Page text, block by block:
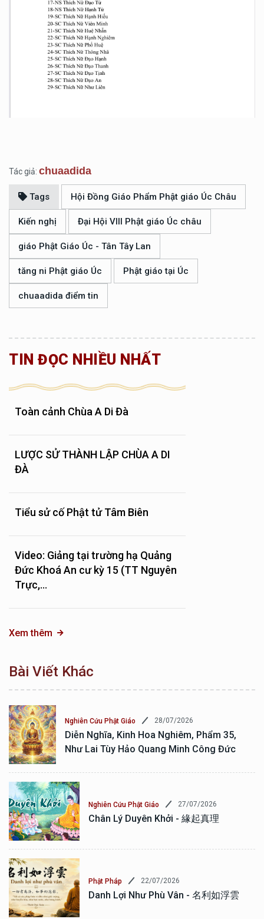
Tác giả: chuaadida
Tags Hội Đồng Giáo Phẩm Phật giáo Úc Châu
Kiến nghị Đại Hội VIII Phật giáo Úc châu
giáo Phật Giáo Úc - Tân Tây Lan
tăng ni Phật giáo Úc Phật giáo tại Úc
chuaadida điểm tin
TIN ĐỌC NHIỀU NHẤT
Toàn cảnh Chùa A Di Đà
LƯỢC SỬ THÀNH LẬP CHÙA A DI
ĐÀ
Tiểu sử cố Phật tử Tâm Biên
Video: Giảng tại trường hạ Quảng
Đức Khoá An cư kỳ 15 (TT Nguyên
Trực,...
Xem thêm
Bài Viết Khác
Nghiên Cứu Phật Giáo 28/07/2026
Diễn Nghĩa, Kinh Hoa Nghiêm, Phẩm 35,
Như Lai Tùy Hảo Quang Minh Công Đức
Nghiên Cứu Phật Giáo 27/07/2026
Chân Lý Duyên Khởi - 緣起真理
Phật Pháp 22/07/2026
Danh Lợi Như Phù Vân - 名利如浮雲